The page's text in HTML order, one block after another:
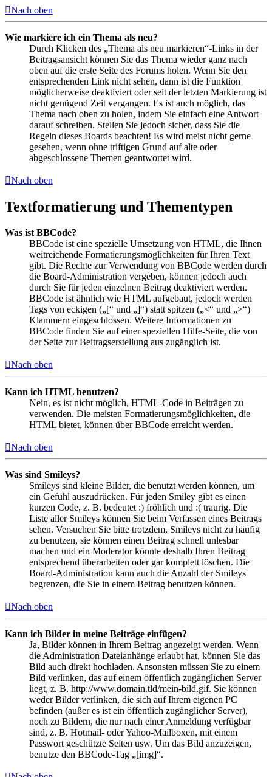
Nach oben
Wie markiere ich ein Thema als neu?
Durch Klicken des „Thema als neu markieren“-Links in der
Beitragsansicht können Sie das Thema wieder ganz nach
oben auf die erste Seite des Forums holen. Wenn Sie den
entsprechenden Link nicht sehen, dann ist die Funktion
möglicherweise deaktiviert oder seit der letzten Markierung ist
nicht genügend Zeit vergangen. Es ist auch möglich, das
Thema nach oben zu holen, indem Sie einfach eine Antwort
darauf schreiben. Stellen Sie jedoch sicher, dass Sie die
Regeln dieses Boards beachten! Es wird meist nicht gerne
gesehen, wenn ohne triftigen Grund auf alte oder
abgeschlossene Themen geantwortet wird.
Nach oben
Textformatierung und Thementypen
Was ist BBCode?
BBCode ist eine spezielle Umsetzung von HTML, die Ihnen
weitreichende Formatierungsmöglichkeiten für Ihren Text
gibt. Die Rechte zur Verwendung von BBCode werden durch
die Board-Administration vergeben, können jedoch auch
durch Sie für jeden einzelnen Beitrag deaktiviert werden.
BBCode ist ähnlich wie HTML aufgebaut, jedoch werden
Tags von eckigen („[“ und „]“) statt spitzen („<“ und „>“)
Klammern eingeschlossen. Weitere Informationen zu
BBCode finden Sie auf einer speziellen Hilfe-Seite, die von
der Seite zur Beitragserstellung aus zugänglich ist.
Nach oben
Kann ich HTML benutzen?
Nein, es ist nicht möglich, HTML-Code in Beiträgen zu
verwenden. Die meisten Formatierungsmöglichkeiten, die
HTML bietet, können über BBCode erreicht werden.
Nach oben
Was sind Smileys?
Smileys sind kleine Bilder, die benutzt werden können, um
ein Gefühl auszudrücken. Für jeden Smiley gibt es einen
kurzen Code, z. B. bedeutet :) fröhlich und :( traurig. Die
Liste aller Smileys können Sie beim Verfassen eines Beitrags
sehen. Versuchen Sie bitte trotzdem, Smileys nicht zu häufig
zu benutzen, sie können einen Beitrag schnell unlesbar
machen und ein Moderator könnte deshalb Ihren Beitrag
entsprechend überarbeiten oder gar komplett löschen. Die
Board-Administration kann auch die Anzahl der Smileys
begrenzen, die Sie in einem Beitrag benutzen können.
Nach oben
Kann ich Bilder in meine Beiträge einfügen?
Ja, Bilder können in Ihrem Beitrag angezeigt werden. Wenn
die Administration Dateianhänge erlaubt hat, können Sie das
Bild auch direkt hochladen. Ansonsten müssen Sie zu einem
Bild verlinken, das auf einem öffentlich zugänglichen Server
liegt, z. B. http://www.domain.tld/mein-bild.gif. Sie können
weder Bilder verlinken, die sich auf Ihrem eigenen PC
befinden (außer es ist ein öffentlich zugänglicher Server),
noch zu Bildern, die nur nach einer Anmeldung verfügbar
sind, z. B. Hotmail- oder Yahoo-Mailboxen, mit einem
Passwort geschützte Seiten usw. Um das Bild anzuzeigen,
benutze den BBCode-Tag „[img]“.